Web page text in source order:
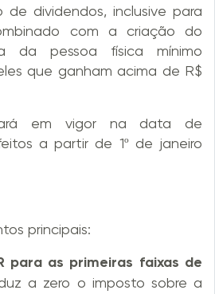
de dividendos, inclusive para
com a criação do
da pessoa física mínimo
que ganham acima de R$
em vigor na data de
a partir de 1º de janeiro
principais:
para as primeiras faixas de
a zero o imposto sobre a